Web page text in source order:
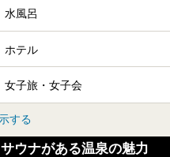
水風呂
ホテル
女子旅・女子会
する
ウナがある温泉の魅力